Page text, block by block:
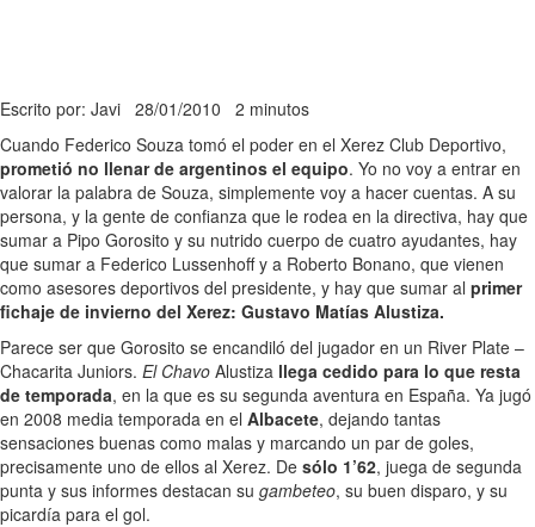
Escrito por: Javi 28/01/2010 2 minutos
Cuando Federico Souza tomó el poder en el Xerez Club Deportivo,
prometió no llenar de argentinos el equipo. Yo no voy a entrar en
valorar la palabra de Souza, simplemente voy a hacer cuentas. A su
persona, y la gente de confianza que le rodea en la directiva, hay que
sumar a Pipo Gorosito y su nutrido cuerpo de cuatro ayudantes, hay
que sumar a Federico Lussenhoff y a Roberto Bonano, que vienen
como asesores deportivos del presidente, y hay que sumar al primer
fichaje de invierno del Xerez: Gustavo Matías Alustiza.
Parece ser que Gorosito se encandiló del jugador en un River Plate –
Chacarita Juniors. El Chavo Alustiza llega cedido para lo que resta
de temporada, en la que es su segunda aventura en España. Ya jugó
en 2008 media temporada en el Albacete, dejando tantas
sensaciones buenas como malas y marcando un par de goles,
precisamente uno de ellos al Xerez. De sólo 1’62, juega de segunda
punta y sus informes destacan su gambeteo, su buen disparo, y su
picardía para el gol.